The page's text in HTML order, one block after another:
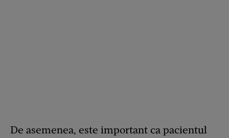
De asemenea, este important ca pacientul